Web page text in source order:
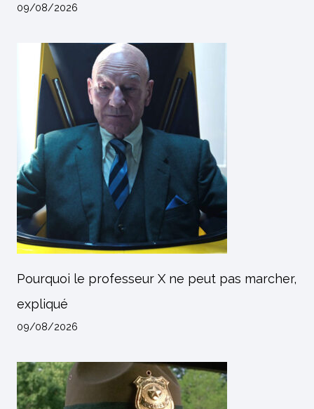
09/08/2026
Pourquoi le professeur X ne peut pas marcher,
expliqué
09/08/2026